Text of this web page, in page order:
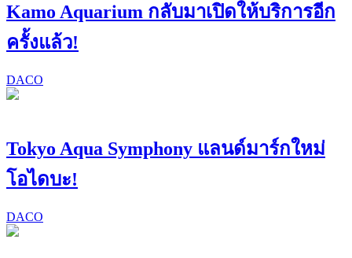
Kamo Aquarium กลับมาเปิดให้บริการอีก
ครั้งแล้ว!
DACO
Tokyo Aqua Symphony แลนด์มาร์กใหม่
โอไดบะ!
DACO